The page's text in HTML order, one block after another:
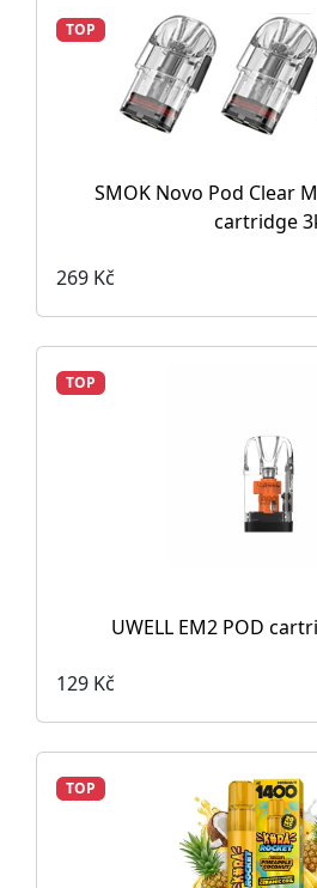
TOP
SMOK Novo Pod Clear
cartridge
269 Kč
TOP
UWELL EM2 POD
129 Kč
TOP